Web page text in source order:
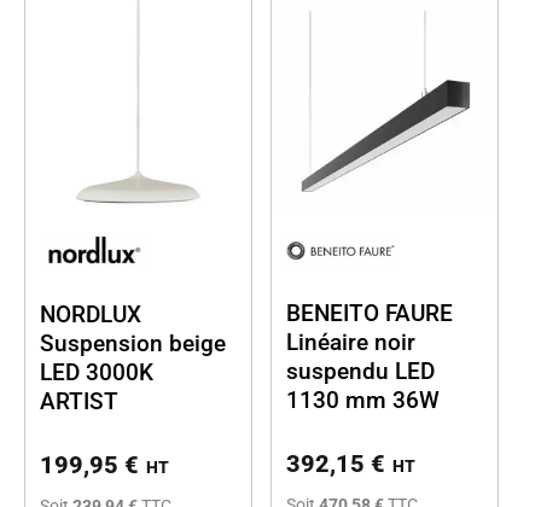
NORDLUX
Suspension beige
LED 3000K
ARTIST
199,95 € HT
BENEITO FAURE
Linéaire noir
suspendu LED
1130 mm 36W
392,15 € HT